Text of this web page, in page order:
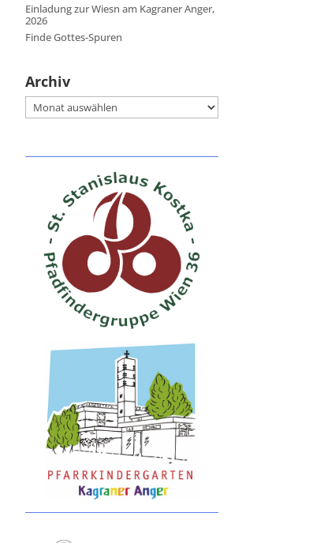
Einladung zur Wiesn am Kagraner Anger,
2026
Finde Gottes-Spuren
Archiv
Archiv